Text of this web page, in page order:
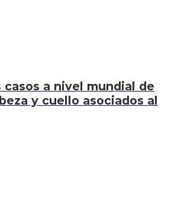
casos a nivel mundial de
y cuello asociados al